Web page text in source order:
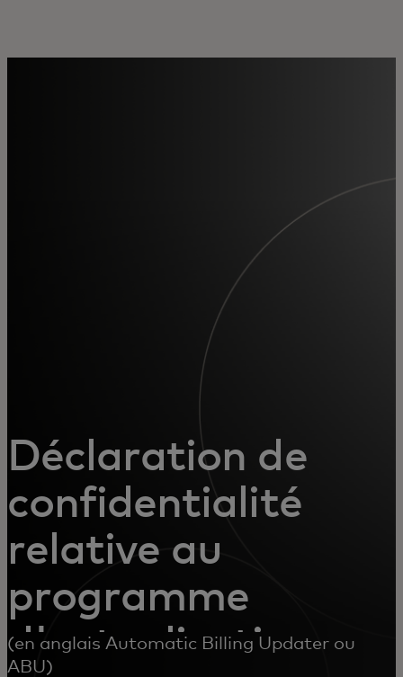
Actualités et tendances
Déclaration de
confidentialité
relative au
programme
d'actualisation
(en anglais Automatic Billing Updater ou
ABU)